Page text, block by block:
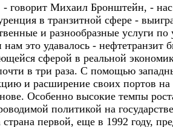
говорит Михаил Бронштейн, - нас
в транзитной сфере -
и разнообразные услуги
нам это удавалось - нефтетранзит
сферой в реальной
в три раза. С помощью
и расширение своих портов
Особенно высокие темпы
политикой на
первой, еще в 1992 году,